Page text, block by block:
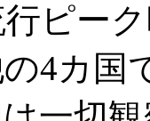
ピー
4カ国